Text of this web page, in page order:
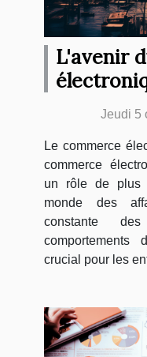
L'avenir
Jeudi 5
Le commerce
commerce
un rôle de plus
monde des
constante
comportements
crucial pour les